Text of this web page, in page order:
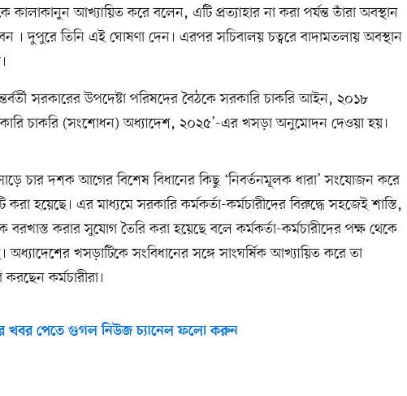
কালাকানুন আখ্যায়িত করে বলেন, এটি প্রত্যাহার না করা পর্যন্ত তাঁরা অবস্থান
। দুপুরে তিনি এই ঘোষণা দেন। এরপর সচিবালয় চত্বরে বাদামতলায় অবস্থান
সরকারের উপদেষ্টা পরিষদের বৈঠকে সরকারি চাকরি আইন, ২০১৮
চাকরি (সংশোধন) অধ্যাদেশ, ২০২৫’-এর খসড়া অনুমোদন দেওয়া হয়।
চার দশক আগের বিশেষ বিধানের কিছু ‘নিবর্তনমূলক ধারা’ সংযোজন করে
করা হয়েছে। এর মাধ্যমে সরকারি কর্মকর্তা-কর্মচারীদের বিরুদ্ধে সহজেই শাস্তি,
বরখাস্ত করার সুযোগ তৈরি করা হয়েছে বলে কর্মকর্তা-কর্মচারীদের পক্ষ থেকে
অধ্যাদেশের খসড়াটিকে সংবিধানের সঙ্গে সাংঘর্ষিক আখ্যায়িত করে তা
করছেন কর্মচারীরা।
খবর পেতে গুগল নিউজ চ্যানেল ফলো করুন